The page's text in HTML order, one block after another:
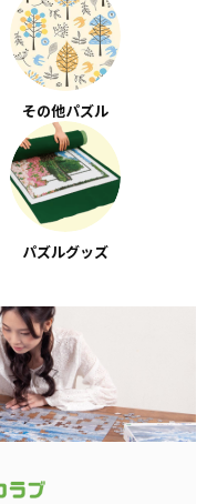
その他パズル
パズルグッズ